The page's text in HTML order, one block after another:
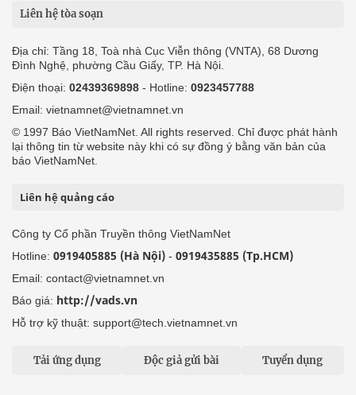
Liên hệ tòa soạn
Địa chỉ: Tầng 18, Toà nhà Cục Viễn thông (VNTA), 68 Dương
Đình Nghệ, phường Cầu Giấy, TP. Hà Nội.
Điện thoại: 02439369898 - Hotline: 0923457788
Email: vietnamnet@vietnamnet.vn
© 1997 Báo VietNamNet. All rights reserved. Chỉ được phát hành
lại thông tin từ website này khi có sự đồng ý bằng văn bản của
báo VietNamNet.
Liên hệ quảng cáo
Công ty Cổ phần Truyền thông VietNamNet
Hotline: 0919405885 (Hà Nội) - 0919435885 (Tp.HCM)
Email: contact@vietnamnet.vn
Báo giá: http://vads.vn
Hỗ trợ kỹ thuật: support@tech.vietnamnet.vn
Tải ứng dụng Độc giả gửi bài Tuyển dụng